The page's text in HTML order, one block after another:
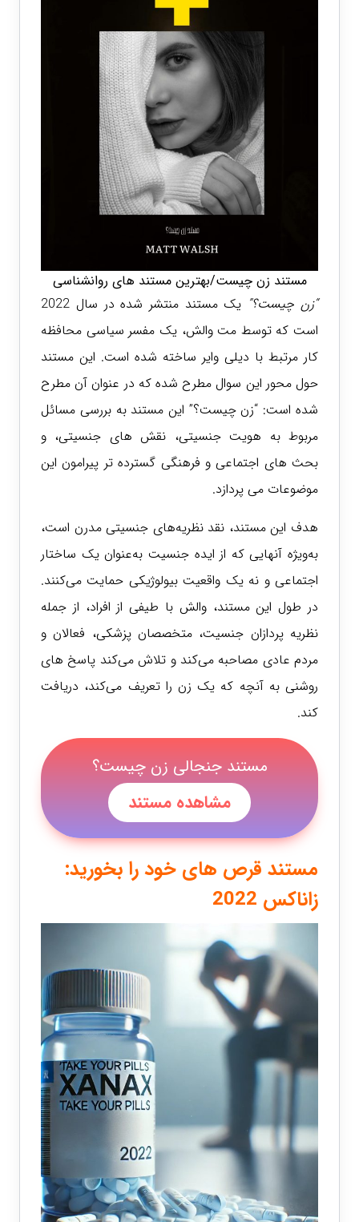
مستند زن چیست/بهترین مستند های روانشناسی
“زن چیست؟”
یک مستند منتشر شده در سال 2022
است که توسط مت والش، یک مفسر سیاسی محافظه
کار مرتبط با دیلی وایر ساخته شده است. این مستند
حول محور این سوال مطرح شده که در عنوان آن مطرح
شده است: “زن چیست؟” این مستند به بررسی مسائل
مربوط به هویت جنسیتی، نقش های جنسیتی، و
بحث های اجتماعی و فرهنگی گسترده تر پیرامون این
موضوعات می پردازد.
هدف این مستند، نقد نظریه‌های جنسیتی مدرن است،
به‌ویژه آنهایی که از ایده جنسیت به‌عنوان یک ساختار
اجتماعی و نه یک واقعیت بیولوژیکی حمایت می‌کنند.
در طول این مستند، والش با طیفی از افراد، از جمله
نظریه‌ پردازان جنسیت، متخصصان پزشکی، فعالان و
مردم عادی مصاحبه می‌کند و تلاش می‌کند پاسخ‌ های
روشنی به آنچه که یک زن را تعریف می‌کند، دریافت
کند.
مستند جنجالی زن چیست؟
مشاهده مستند
مستند قرص های خود را بخورید:
زاناکس 2022